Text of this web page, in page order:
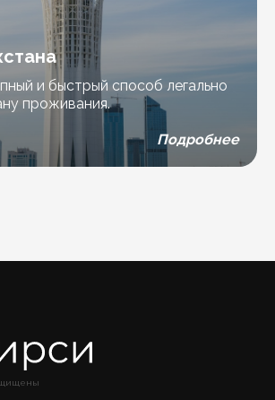
и быстрый способ легально
проживания.
Подробнее